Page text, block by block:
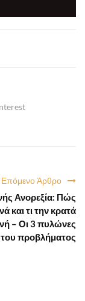
Επόμενο Άρθρο
Ανορεξία: Πώς
και τι την κρατά
– Οι 3 πυλώνες
του προβλήματος